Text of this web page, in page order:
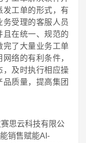
发工单的形式，有
受理的客服人员
且在统一、规范的
完了大量业务工单
络的有利条件，
，及时执行相应操
质量，提高集团
思云科技有限公
销售赋能AI-